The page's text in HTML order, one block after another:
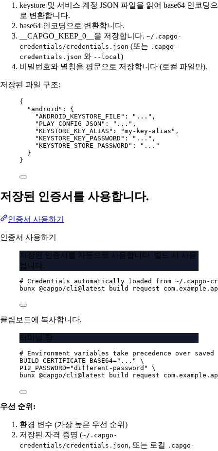
keystore 및 서비스 계정 JSON 파일을 읽어 base64 인코딩으
로 변환합니다.
base64 인코딩으로 변환합니다.
__CAPGO_KEEP_0__을 저장합니다. ~/.capgo-
credentials/credentials.json (또는 .capgo-
credentials.json 와 --local )
비밀번호와 별칭을 평문으로 저장합니다 (로컬 파일만).
저장된 파일 구조:
{
"android" : {
"ANDROID_KEYSTORE_FILE" : "..." ,
"PLAY_CONFIG_JSON" : "..." ,
"KEYSTORE_KEY_ALIAS" : "my-key-alias" ,
"KEYSTORE_KEY_PASSWORD" : "..." ,
"KEYSTORE_STORE_PASSWORD" :
"..."
}
}
저장된 인증서를 사용합니다.
인증서 사용하기
인증서 사용하기
저장된 인증서를 자동으로 사용합니다. 빌드 시 사용
됩니다.
# Credentials automatically loaded from ~/.capgo-
bunx @capgo/cli@latest build request
클립보드에 복사합니다.
터미널 창
# Environment variables take precedence over
BUILD_CERTIFICATE_BASE64="..."
\
P12_PASSWORD="different-password"
\
bunx @capgo/cli@latest build request
우선 순위:
환경 변수 (가장 높은 우선 순위)
저장된 자격 증명 (~/.capgo-
credentials/credentials.json, 또는 로컬 .capgo-